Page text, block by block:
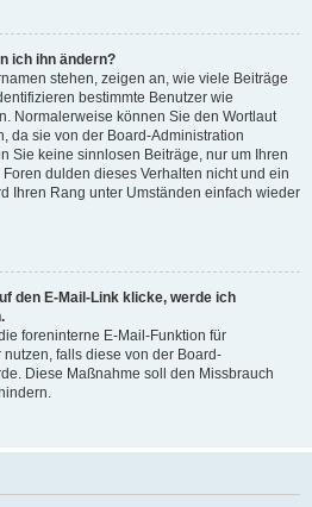
ich ihn ändern?
stehen, zeigen an, wie viele Beiträge
bestimmte Benutzer wie
Normalerweise können Sie den Wortlaut
da sie von der Board-Administration
Sie keine sinnlosen Beiträge, nur um Ihren
dulden dieses Verhalten nicht und ein
Ihren Rang unter Umständen einfach wieder
den E-Mail-Link klicke, werde ich
foreninterne E-Mail-Funktion für
falls diese von der Board-
Diese Maßnahme soll den Missbrauch